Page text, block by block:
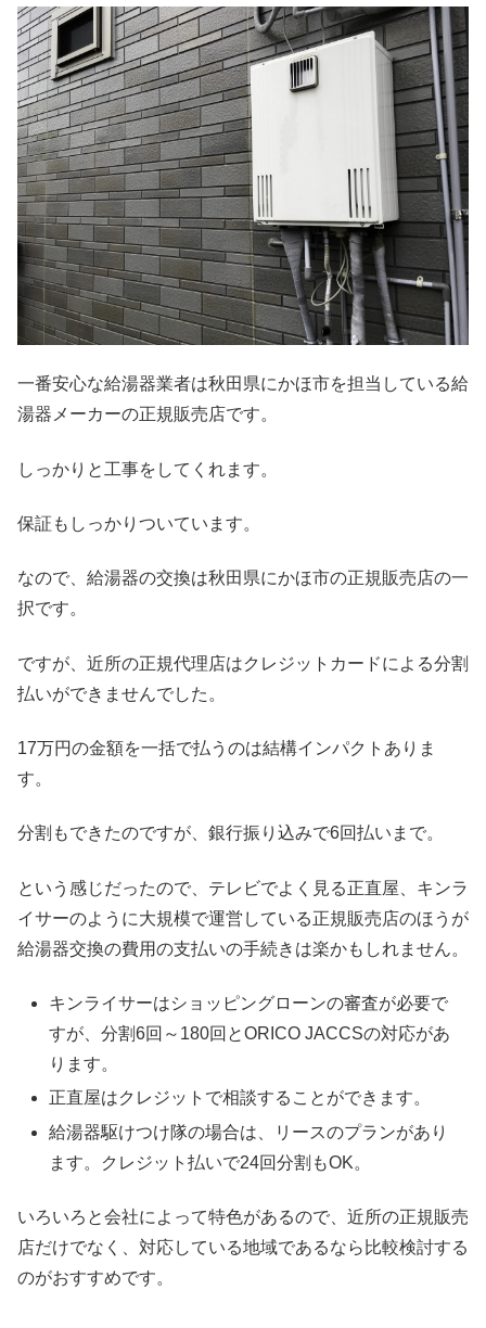
一番安心な給湯器業者は秋田県にかほ市を担当している給
湯器メーカーの正規販売店です。
しっかりと工事をしてくれます。
保証もしっかりついています。
なので、給湯器の交換は秋田県にかほ市の正規販売店の一
択です。
ですが、近所の正規代理店はクレジットカードによる分割
払いができませんでした。
17万円の金額を一括で払うのは結構インパクトありま
す。
分割もできたのですが、銀行振り込みで6回払いまで。
という感じだったので、テレビでよく見る正直屋、キンラ
イサーのように大規模で運営している正規販売店のほうが
給湯器交換の費用の支払いの手続きは楽かもしれません。
キンライサーはショッピングローンの審査が必要で
すが、分割6回～180回とORICO JACCSの対応があ
ります。
正直屋はクレジットで相談することができます。
給湯器駆けつけ隊の場合は、リースのプランがあり
ます。クレジット払いで24回分割もOK。
いろいろと会社によって特色があるので、近所の正規販売
店だけでなく、対応している地域であるなら比較検討する
のがおすすめです。